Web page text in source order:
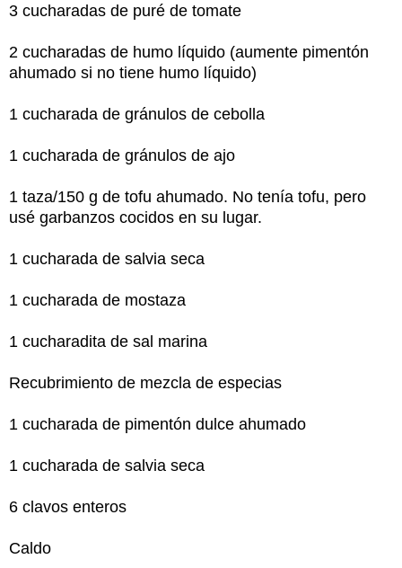
3 cucharadas de puré de tomate
2 cucharadas de humo líquido (aumente pimentón
ahumado si no tiene humo líquido)
1 cucharada de gránulos de cebolla
1 cucharada de gránulos de ajo
1 taza/150 g de tofu ahumado. No tenía tofu, pero
usé garbanzos cocidos en su lugar.
1 cucharada de salvia seca
1 cucharada de mostaza
1 cucharadita de sal marina
Recubrimiento de mezcla de especias
1 cucharada de pimentón dulce ahumado
1 cucharada de salvia seca
6 clavos enteros
Caldo